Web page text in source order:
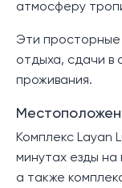
атмосферу
Эти просторные
отдыха, сдачи в
проживания.
Комплекс Layan
минутах езды
а также